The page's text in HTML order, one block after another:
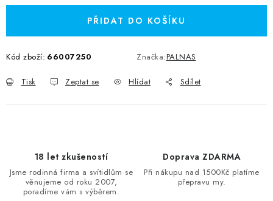
PŘIDAT DO KOŠÍKU
Kód zboží: 66007250 Značka:PALNAS
Tisk Zeptat se Hlídat Sdílet
18 let zkušeností
Jsme rodinná firma a svítidlům se
věnujeme od roku 2007,
poradíme vám s výběrem.
Doprava ZDARMA
Při nákupu nad 1500Kč platíme
přepravu my.